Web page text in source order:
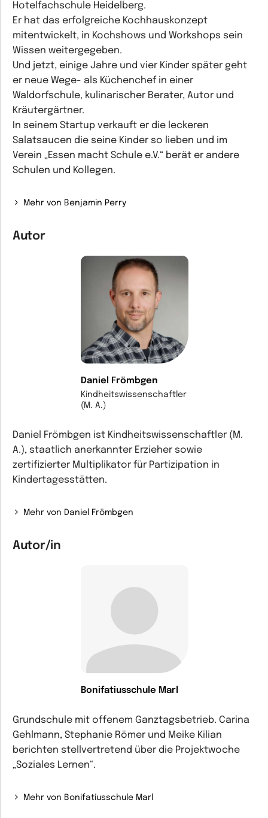
Hotelfachschule Heidelberg.
Er hat das erfolgreiche Kochhauskonzept
mitentwickelt, in Kochshows und Workshops sein
Wissen weitergegeben.
Und jetzt, einige Jahre und vier Kinder später geht
er neue Wege- als Küchenchef in einer
Waldorfschule, kulinarischer Berater, Autor und
Kräutergärtner.
In seinem Startup verkauft er die leckeren
Salatsaucen die seine Kinder so lieben und im
Verein „Essen macht Schule e.V.“ berät er andere
Schulen und Kollegen.
Mehr von Benjamin Perry
Autor
Daniel Frömbgen
Kindheitswissenschaftler
(M. A.)
Daniel Frömbgen ist Kindheitswissenschaftler (M.
A.), staatlich anerkannter Erzieher sowie
zertifizierter Multiplikator für Partizipation in
Kindertagesstätten.
Mehr von Daniel Frömbgen
Autor/in
Bonifatiusschule Marl
Grundschule mit offenem Ganztagsbetrieb. Carina
Gehlmann, Stephanie Römer und Meike Kilian
berichten stellvertretend über die Projektwoche
„Soziales Lernen“.
Mehr von Bonifatiusschule Marl